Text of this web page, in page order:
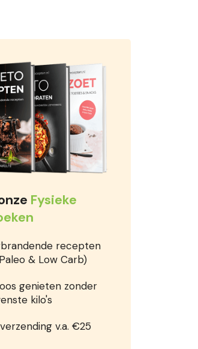
Fysieke
recepten
& Low Carb)
genieten zonder
kilo's
v.a. €25